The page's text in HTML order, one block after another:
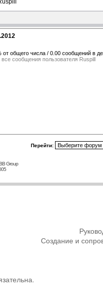
от общего числа / 0.00 сообщений в
все сообщения пользователя Ruspill
Перейти:
Group
Создание и